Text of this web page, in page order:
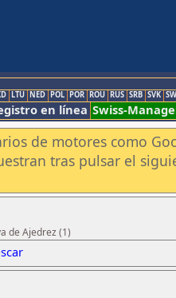
LTU NED POL POR ROU RUS SRB SVK
en línea Swiss-
de motores como
tras pulsar el
de Ajedrez (1)